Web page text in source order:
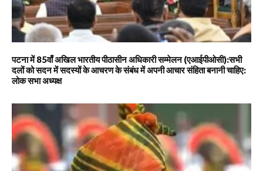
पटना में 85वाँ अखिल भारतीय पीठासीन अधिकारी सम्मेलन (एआईपीओसी):सभी
दलों को सदन में सदस्यों के आचरण के संबंध में अपनी आचार संहिता बनानी चाहिए:
लोक सभा अध्यक्ष